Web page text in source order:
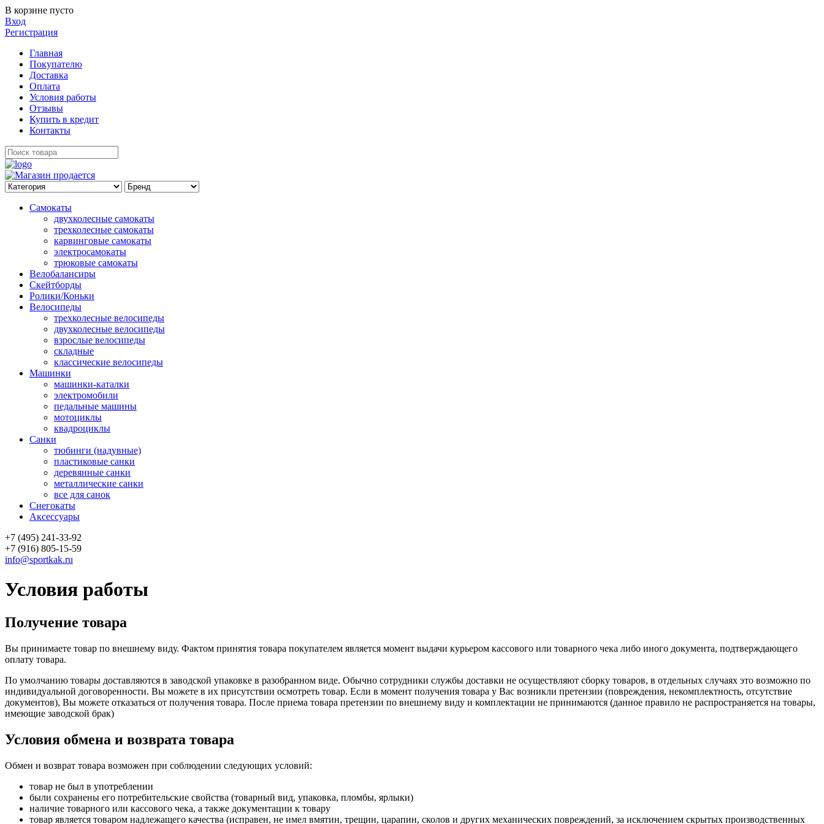
В корзине пусто
Вход
Регистрация
Главная
Покупателю
Доставка
Оплата
Условия работы
Отзывы
Купить в кредит
Контакты
Самокаты
двухколесные самокаты
трехколесные самокаты
карвинговые самокаты
электросамокаты
трюковые самокаты
Велобалансиры
Скейтборды
Ролики/Коньки
Велосипеды
трехколесные велосипеды
двухколесные велосипеды
взрослые велосипеды
складные
классические велосипеды
Машинки
машинки-каталки
электромобили
педальные машины
мотоциклы
квадроциклы
Санки
тюбинги (надувные)
пластиковые санки
деревянные санки
металлические санки
все для санок
Снегокаты
Аксессуары
+7 (495) 241-33-92
+7 (916) 805-15-59
info@sportkak.ru
Условия работы
Получение товара
Вы принимаете товар по внешнему виду. Фактом принятия товара покупателем является момент выдачи курьером кассового или товарного чека либо иного документа, подтверждающего
оплату товара.
По умолчанию товары доставляются в заводской упаковке в разобранном виде. Обычно сотрудники службы доставки не осуществляют сборку товаров, в отдельных случаях это возможно по
индивидуальной договоренности. Вы можете в их присутствии осмотреть товар. Если в момент получения товара у Вас возникли претензии (повреждения, некомплектность, отсутствие
документов), Вы можете отказаться от получения товара. После приема товара претензии по внешнему виду и комплектации не принимаются (данное правило не распространяется на товары,
имеющие заводской брак)
Условия обмена и возврата товара
Обмен и возврат товара возможен при соблюдении следующих условий:
товар не был в употреблении
были сохранены его потребительские свойства (товарный вид, упаковка, пломбы, ярлыки)
наличие товарного или кассового чека, а также документации к товару
товар является товаром надлежащего качества (исправен, не имел вмятин, трещин, царапин, сколов и других механических повреждений, за исключением скрытых производственных